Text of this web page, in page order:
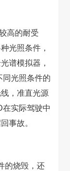
高的耐受
光照条件，
谱模拟器，
同光照条件的
，准直光源
实际驾驶中
事故。
的烧毁，还